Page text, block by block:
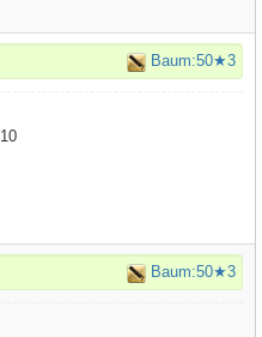
Baum:50★3
10
Baum:50★3